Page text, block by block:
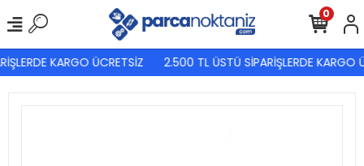
KARGO ÜCRETSİZ 2.500 TL ÜSTÜ SİPARİŞLERDE KARGO
0